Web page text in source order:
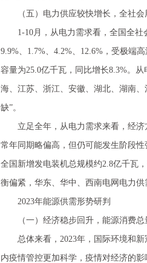
（五）电力供应较快增长，全社会
1-10月，从电力需求看，全国全社
9.9%、1.7%、4.2%、12.6%，受极端
容量为25.0亿千瓦，同比增长8.3%。
海、江苏、浙江、安徽、湖北、湖南
缺”。
立足全年，从电力需求来看，经济
常年同期略偏高，但仍可能发生阶段
全国新增发电装机总规模约2.8亿千瓦
衡偏紧，华东、华中、西南电网电力供
2023年能源供需形势研判
（一）经济稳步回升，能源消费总
总体来看，2023年，国际环境和新
内疫情管控更加科学，疫情对经济的